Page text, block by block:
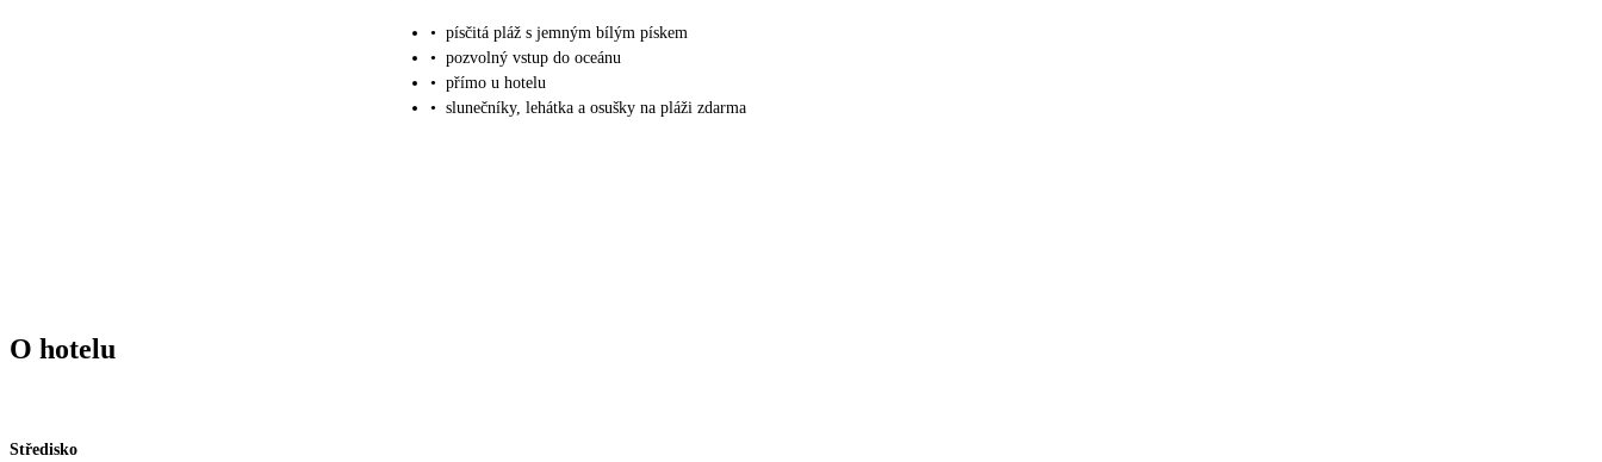
• písčitá pláž s jemným bílým pískem
• pozvolný vstup do oceánu
• přímo u hotelu
• slunečníky, lehátka a osušky na pláži zdarma
O hotelu
Středisko